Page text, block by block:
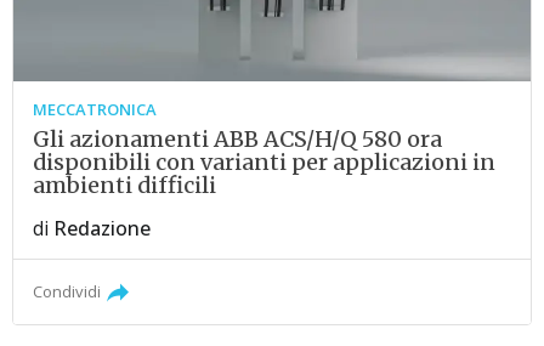
MECCATRONICA
Gli azionamenti ABB ACS/H/Q 580 ora
disponibili con varianti per applicazioni in
ambienti difficili
di Redazione
Condividi